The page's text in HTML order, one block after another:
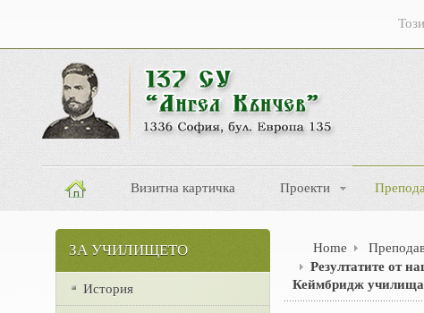
Визитна картичка Проекти
Home
Резултатите от
Кеймбридж
ЗА УЧИЛИЩЕТО
История